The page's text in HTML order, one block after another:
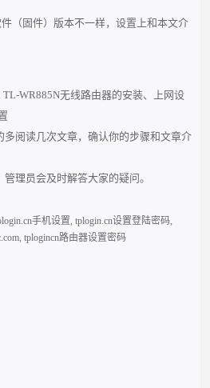
件（固件）版本不一样，设置上和本文介
WR885N无线路由器的安装、上网设
多阅读几次文章，确认你的步骤和文章介
理员会及时解答大家的疑问。
手机设置,tplogin.cn设置登陆密码,
,tplogincn路由器设置密码